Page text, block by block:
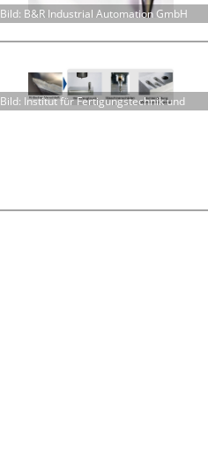
Bild: B&R Industrial Automation GmbH
Bild: Institut für Fertigungstechnik und